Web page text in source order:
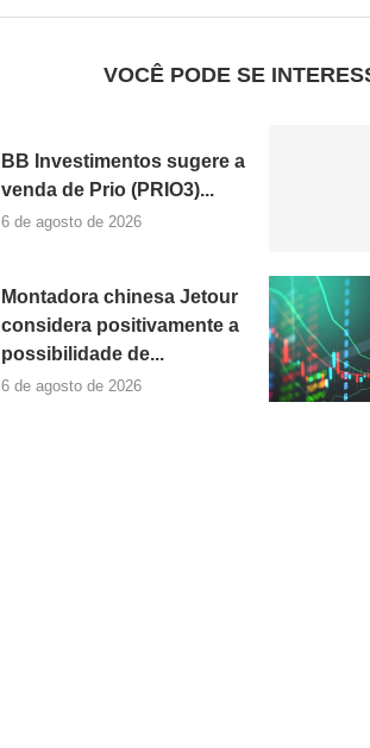
VOCÊ PODE SE
BB Investimentos sugere a
venda de Prio (PRIO3)...
6 de agosto de 2026
Montadora chinesa Jetour
considera positivamente a
possibilidade de...
6 de agosto de 2026